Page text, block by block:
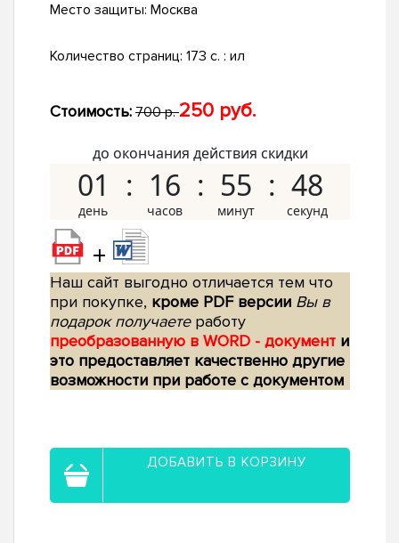
Место защиты: Москва
Количество страниц: 173 c. : ил
Стоимость: 700 р.250 руб.
до окончания действия скидки
01 16 55 47
+
Наш сайт выгодно отличается тем что
при покупке, кроме PDF версии Вы в
подарок получаетеработу
преобразованную в WORD - документ и
это предоставляет качественно другие
возможности при работе с документом
ДОБАВИТЬ В КОРЗИНУ